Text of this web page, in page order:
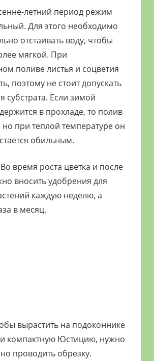
летний период режим
Для этого необходимо
отстаивать воду, чтобы
мягкой. При
поливе листья и соцветия
поэтому не стоит допускать
субстрата. Если зимой
в прохладе, то полив
при теплой температуре он
обильным.
время роста цветка и после
вносить удобрения для
каждую неделю, а
в месяц.
вырастить на подоконнике
и компактную Юстицию, нужно
проводить обрезку.